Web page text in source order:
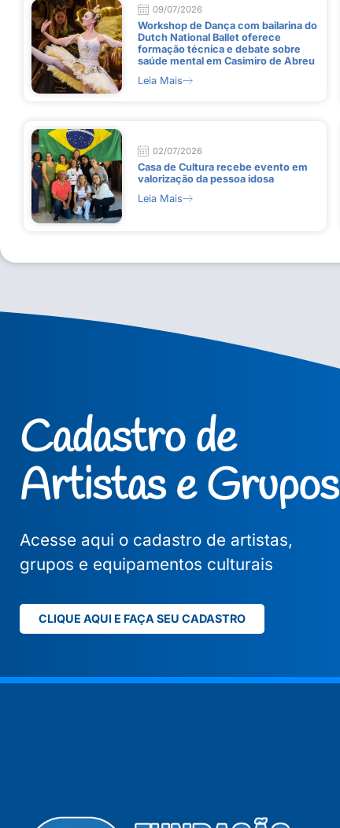
09/07/2026
Workshop de Dança com bailarina do
Dutch National Ballet oferece
formação técnica e debate sobre
saúde mental em Casimiro de Abreu
Leia Mais
02/07/2026
Casa de Cultura recebe evento em
valorização da pessoa idosa
Leia Mais
Cadastro de
Artistas e Grupos
Acesse aqui o cadastro de artistas,
grupos e equipamentos culturais
CLIQUE AQUI E FAÇA SEU CADASTRO